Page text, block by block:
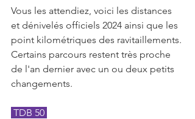
Vous les attendiez, voici les distances
et dénivelés officiels 2024 ainsi que les
point kilométriques des ravitaillements.
Certains parcours restent très proche
de l'an dernier avec un ou deux petits
changements.
TDB 50